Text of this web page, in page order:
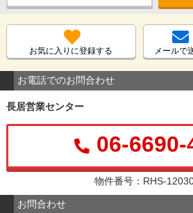
お気に入りに登録する メールで
お電話でのお問合わせ
長居営業センター
06-6690-
物件番号：RHS-
お問合わせ